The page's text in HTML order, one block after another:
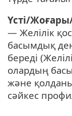
Үсті/
— Желілік
басымдық
береді
олардың
және
сәйкес